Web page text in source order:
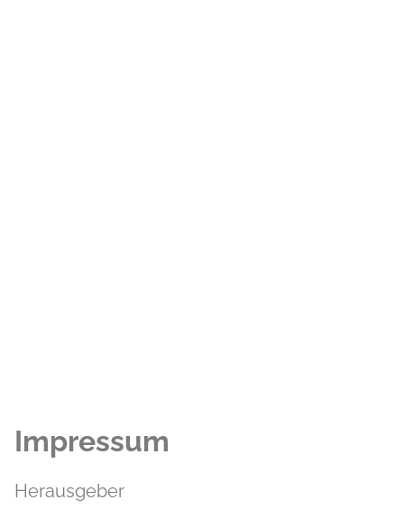
Impressum
Herausgeber